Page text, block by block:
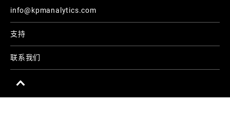
info@kpmanalytics.com
支持
联系我们